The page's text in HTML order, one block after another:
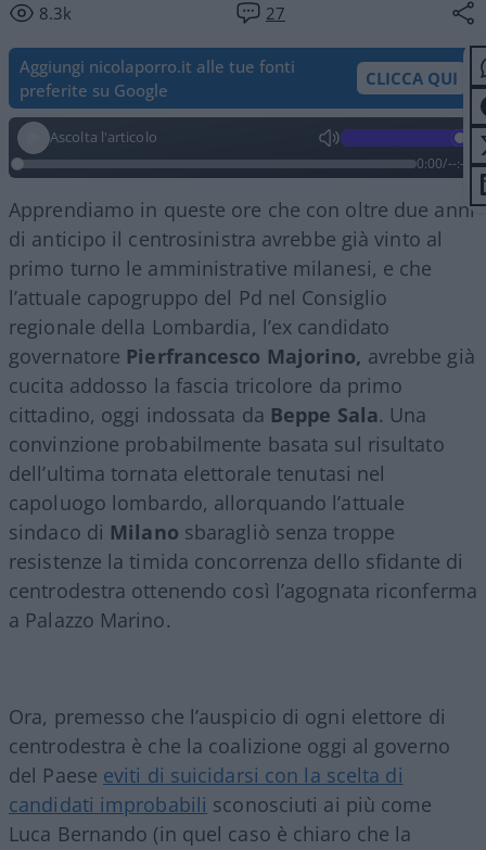
8.3k 27
Aggiungi nicolaporro.it alle tue fonti
preferite su Google
CLICCA QUI
Ascolta l'articolo
0:00/--:--
Apprendiamo in queste ore che con oltre due anni
di anticipo il centrosinistra avrebbe già vinto al
primo turno le amministrative milanesi, e che
l’attuale capogruppo del Pd nel Consiglio
regionale della Lombardia, l’ex candidato
governatore Pierfrancesco Majorino, avrebbe già
cucita addosso la fascia tricolore da primo
cittadino, oggi indossata da Beppe Sala. Una
convinzione probabilmente basata sul risultato
dell’ultima tornata elettorale tenutasi nel
capoluogo lombardo, allorquando l’attuale
sindaco di Milano sbaragliò senza troppe
resistenze la timida concorrenza dello sfidante di
centrodestra ottenendo così l’agognata riconferma
a Palazzo Marino.
Ora, premesso che l’auspicio di ogni elettore di
centrodestra è che la coalizione oggi al governo
del Paese eviti di suicidarsi con la scelta di
candidati improbabili sconosciuti ai più come
Luca Bernando (in quel caso è chiaro che la